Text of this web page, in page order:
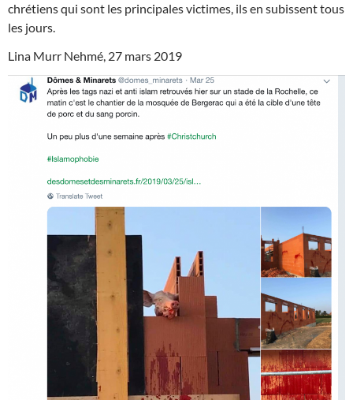
chrétiens qui sont les principales victimes, ils en subissent tous
les jours.
Lina Murr Nehmé, 27 mars 2019